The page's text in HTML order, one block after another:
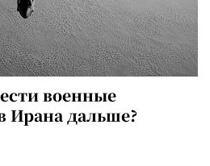
военные
Ирана дальше?